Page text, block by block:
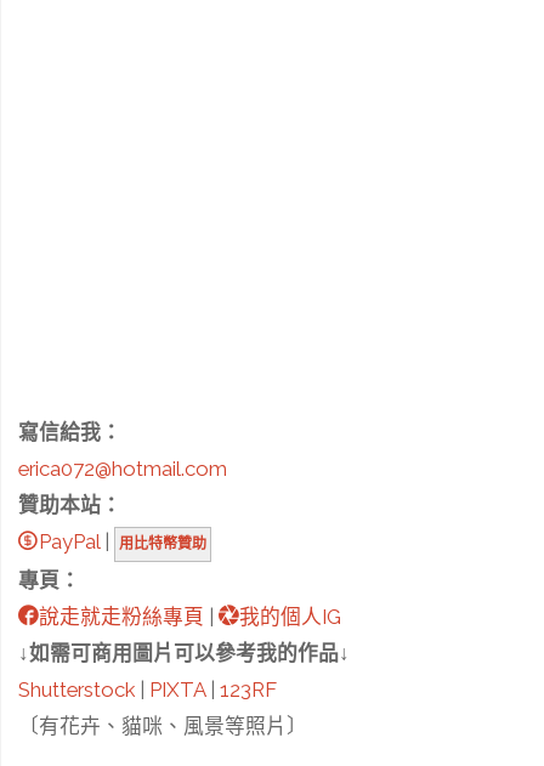
寫信給我：
erica072@hotmail.com
贊助本站：
PayPal| 用比特幣贊助
專頁：
說走就走粉絲專頁
我的個人IG
↓如需可商用圖片可以參考我的作品↓
Shutterstock
PIXTA| 123RF
〔有花卉、貓咪、風景等照片〕